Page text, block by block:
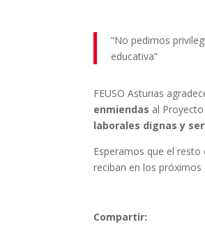
“No pedimos
educativa”
FEUSO Asturias
enmiendas al
laborales dignas y
Esperamos que el
reciban en los próximos
Compartir: